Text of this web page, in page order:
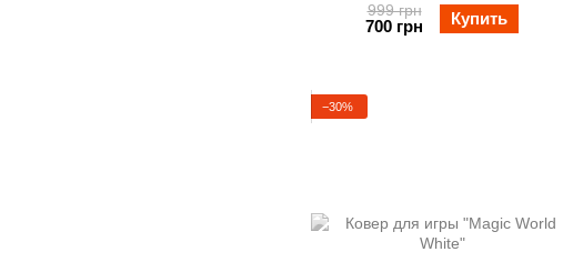
999 грн
700 грн Купить
−30%